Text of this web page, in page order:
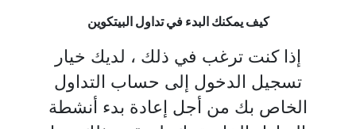
كيف يمكنك البدء في تداول البيتكوين
إذا كنت ترغب في ذلك ، لديك خيار
تسجيل الدخول إلى حساب التداول
الخاص بك من أجل إعادة بدء أنشطة